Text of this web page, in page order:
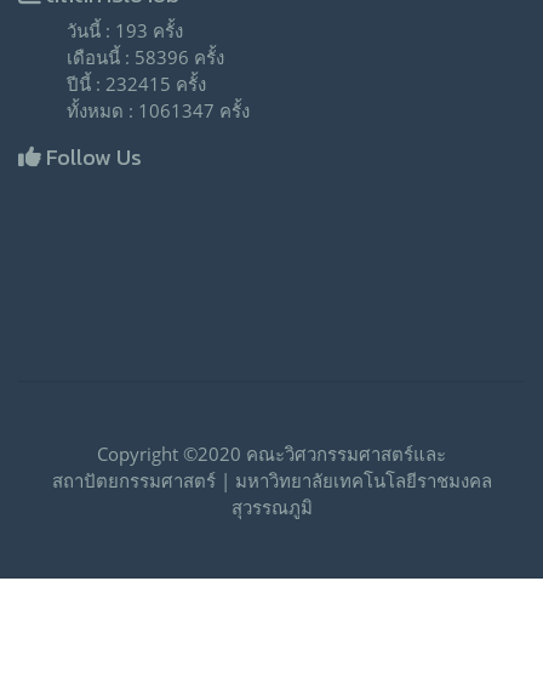
วันนี้ : 193 ครั้ง
เดือนนี้ : 58396 ครั้ง
ปีนี้ : 232415 ครั้ง
ทั้งหมด : 1061347 ครั้ง
Follow Us
Copyright ©2020 คณะวิศวกรรมศาสตร์และ
สถาปัตยกรรมศาสตร์ | มหาวิทยาลัยเทคโนโลยีราชมงคล
สุวรรณภูมิ